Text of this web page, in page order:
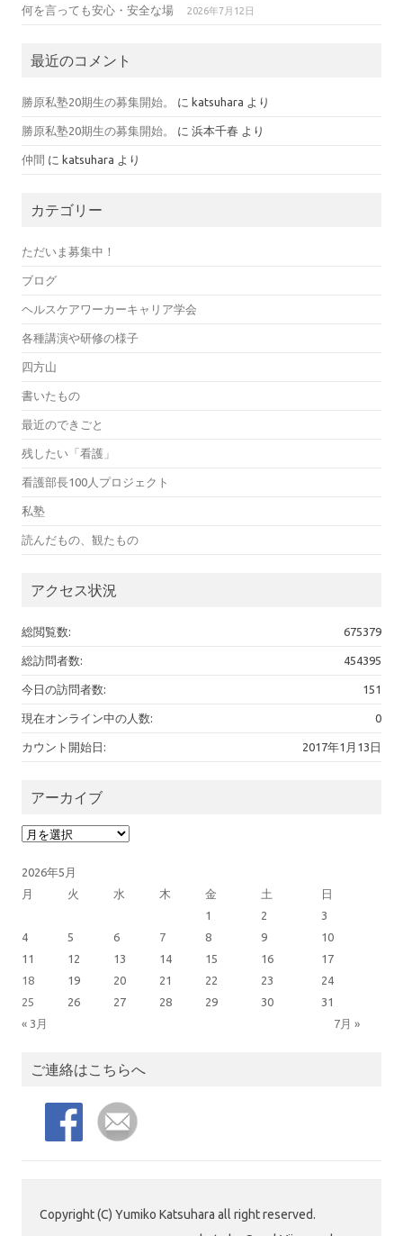
何を言っても安心・安全な場 2026年7月12日
最近のコメント
勝原私塾20期生の募集開始。 に katsuhara より
勝原私塾20期生の募集開始。 に 浜本千春 より
仲間 に katsuhara より
カテゴリー
ただいま募集中！
ブログ
ヘルスケアワーカーキャリア学会
各種講演や研修の様子
四方山
書いたもの
最近のできごと
残したい「看護」
看護部長100人プロジェクト
私塾
読んだもの、観たもの
アクセス状況
675379
総閲覧数:
454395
総訪問者数:
151
今日の訪問者数:
0
現在オンライン中の人数:
2017年1月13日
カウント開始日:
アーカイブ
アーカイブ
2026年5月
月
火 水 木 金 土 日
« 3月 7月 »
1 2
3
4
5 6 7 8 9
10
11
12 13 14 15 16
17
18
19 20 21 22 23
24
25
26 27 28 29 30 31
ご連絡はこちらへ
Copyright (C) Yumiko Katsuhara all right reserved.